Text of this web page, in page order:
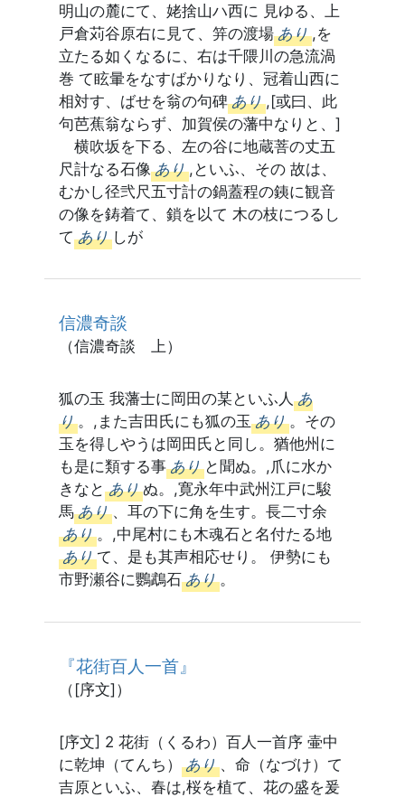
明山の麓にて、姥捨山ハ西に 見ゆる、上
戸倉苅谷原右に見て、笄の渡場 あり ,を
立たる如くなるに、右は千隈川の急流渦
巻 て眩暈をなすばかりなり、冠着山西に
相対す、ばせを翁の句碑 あり ,[或曰、此
句芭蕉翁ならず、加賀侯の藩中なりと、]
横吹坂を下る、左の谷に地蔵菩の丈五
尺計なる石像 あり ,といふ、その 故は、
むかし径弐尺五寸計の鍋蓋程の銕に観音
の像を鋳着て、鎖を以て 木の枝につるし
て あり しが
信濃奇談
（信濃奇談 上）
狐の玉 我藩士に岡田の某といふ人 あ
り 。,また吉田氏にも狐の玉 あり 。その
玉を得しやうは岡田氏と同し。猶他州に
も是に類する事 あり と聞ぬ。,爪に水か
きなと あり ぬ。,寛永年中武州江戸に駿
馬 あり 、耳の下に角を生す。長二寸余
あり 。,中尾村にも木魂石と名付たる地
あり て、是も其声相応せり。 伊勢にも
市野瀬谷に鸚鵡石 あり 。
『花街百人一首』
（[序文]）
[序文] 2 花街（くるわ）百人一首序 壷中
に乾坤（てんち） あり 、命（なづけ）て
吉原といふ、春は,桜を植て、花の盛を爰